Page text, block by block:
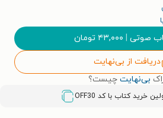
صوتی | ۴۳,۰۰۰ تومان
دریافت از بی‌نهایت
بی‌نهایت چیست؟
OFF30